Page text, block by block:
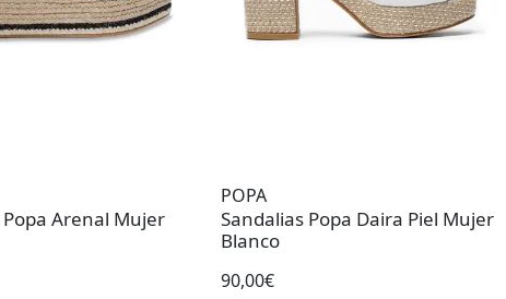
Arenal Mujer
POPA
Sandalias Popa Daira Piel Mujer
Blanco
90,00€